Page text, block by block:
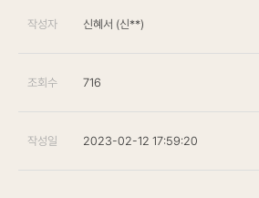
작성자 신혜서 (신**)
조회수 716
작성일 2023-02-12 17:59:20